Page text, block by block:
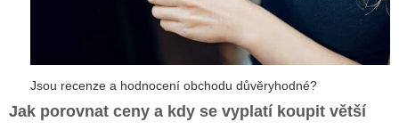
Jsou recenze a hodnocení obchodu důvěryhodné?
Jak porovnat ceny a kdy se vyplatí koupit větší